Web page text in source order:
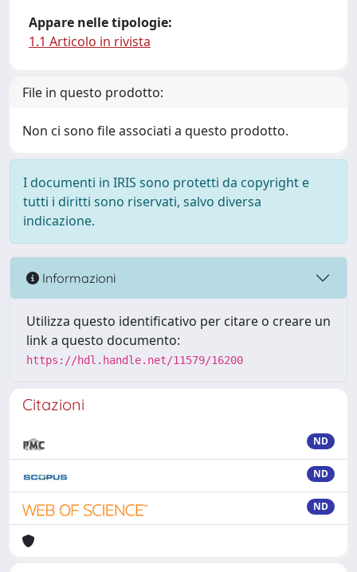
Appare nelle tipologie:
1.1 Articolo in rivista
File in questo prodotto:
Non ci sono file associati a questo prodotto.
I documenti in IRIS sono protetti da copyright e
tutti i diritti sono riservati, salvo diversa
indicazione.
Informazioni
Utilizza questo identificativo per citare o creare un
link a questo documento:
https://hdl.handle.net/11579/16200
Citazioni
ND
ND
ND